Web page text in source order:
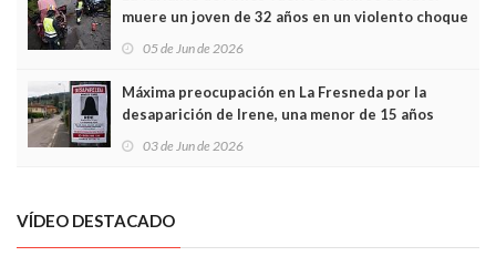
muere un joven de 32 años en un violento choque
frontal
05 de Jun de 2026
Máxima preocupación en La Fresneda por la
desaparición de Irene, una menor de 15 años
03 de Jun de 2026
VÍDEO DESTACADO